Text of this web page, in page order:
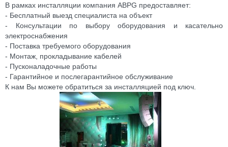
В рамках инсталляции компания ABPG предоставляет:
- Бесплатный выезд специалиста на объект
- Консультации по выбору оборудования и касательно
электроснабжения
- Поставка требуемого оборудования
- Монтаж, прокладывание кабелей
- Пусконаладочные работы
- Гарантийное и послегарантийное обслуживание
К нам Вы можете обратиться за инсталляцией под ключ.